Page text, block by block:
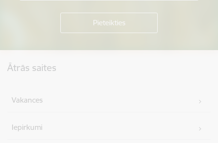
Ātrās saites
Vakances
Iepirkumi